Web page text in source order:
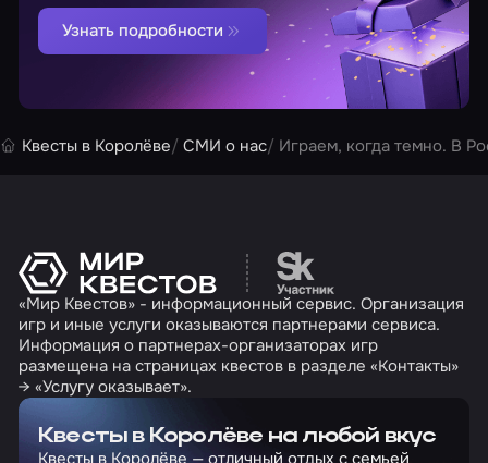
Узнать подробности
Квесты в Королёве СМИ о нас Играем, когда темно. В
Перейти на сайт
«Мир Квестов» - информационный сервис. Организация
игр и иные услуги оказываются партнерами сервиса.
Информация о партнерах-организаторах игр
размещена на страницах квестов в разделе «Контакты»
→ «Услугу оказывает».
Квесты в Королёве на любой вкус